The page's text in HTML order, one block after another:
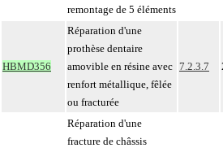
remontage de 5 éléments
HBMD356
Réparation d'une
prothèse dentaire
amovible en résine avec
renfort métallique, fêlée
ou fracturée
7.2.3.7
Réparation d'une
fracture de châssis